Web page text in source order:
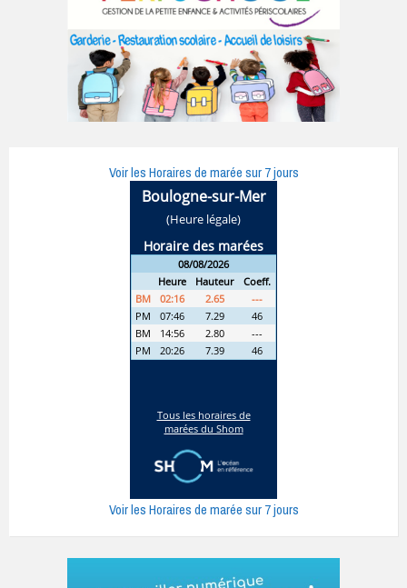
Voir les Horaires de marée sur 7 jours
Voir les Horaires de marée sur 7 jours